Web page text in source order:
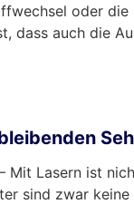
oder die
dass auch die
Mit Lasern ist
sind zwar